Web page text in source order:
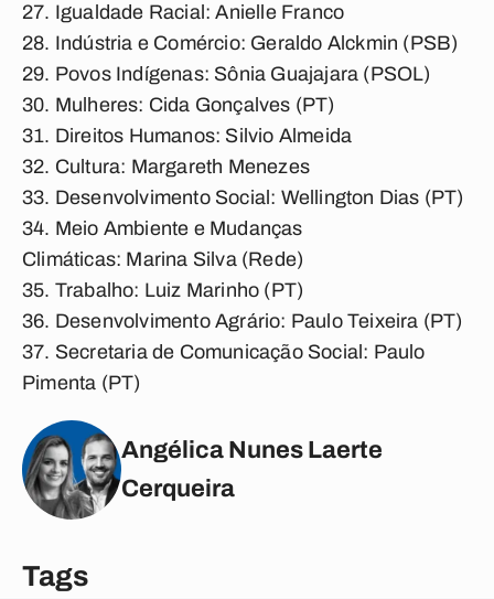
Igualdade Racial:Anielle Franco
Indústria e Comércio: Geraldo Alckmin (PSB)
Povos Indígenas: Sônia Guajajara (PSOL)
Mulheres: Cida Gonçalves (PT)
Direitos Humanos: Silvio Almeida
Cultura: Margareth Menezes
Desenvolvimento Social: Wellington Dias (PT)
Meio Ambiente e Mudanças
Climáticas: Marina Silva (Rede)
Trabalho: Luiz Marinho (PT)
Desenvolvimento Agrário: Paulo Teixeira (PT)
Secretaria de Comunicação Social: Paulo
Pimenta (PT)
Angélica Nunes Laerte
Cerqueira
Tags